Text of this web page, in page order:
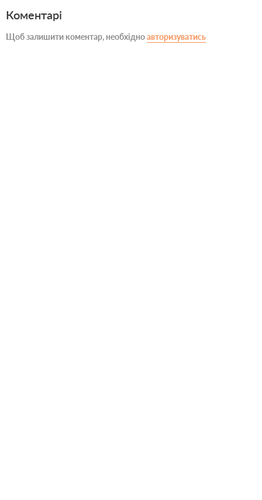
Коментарі
Щоб залишити коментар, необхідноавторизуватись